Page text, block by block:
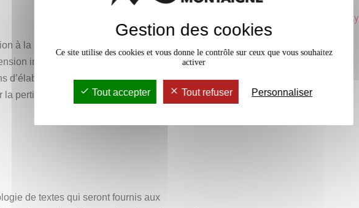
classiques le primat de la
Attentif à la diversité des nations
s’affirma d’entrée de jeu comme un
la reconnaissance des cultures
la validité d’un système de valeurs
des textes littéraires divers, ce cours
romantismes européens (notamment
comment la pensée romantique
création poétique.
à la Littérature comparée. Il se propose de
inter-nationale d’un phénomène
d’élaboration, de circulation et de réception
la pertinence de la notion de Littérature
de textes qui seront fournis aux
Verane.Partensky
Gestion des cookies
Ce site utilise des cookies et vous donne le contrôle sur ceux que vous souhaitez
activer
Tout accepter Tout refuser Personnaliser